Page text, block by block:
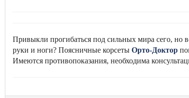
Привыкли прогибаться под сильных мира сего, но
руки и ноги? Поясничные корсеты Орто-Доктор
Имеются противопоказания, необходима